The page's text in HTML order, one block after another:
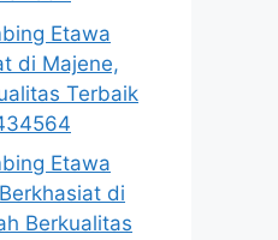
Etawa
di Majene,
Terbaik
Etawa
di
Berkualitas